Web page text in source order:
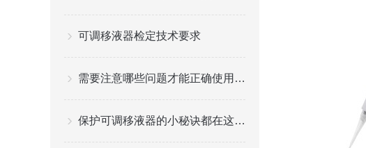
可调移液器检定技术要求
需要注意哪些问题才能正确使用可调移液器
保护可调移液器的小秘诀都在这儿了